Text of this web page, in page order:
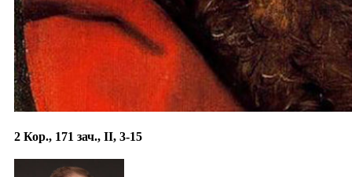
2 Кор., 171 зач., II, 3-15